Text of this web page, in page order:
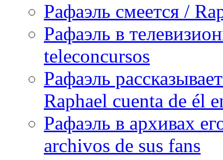
Рафаэль смеется /
Рафаэль в
teleconcursos
Рафаэль
Raphael cuenta de él
Рафаэль в архивах
archivos de sus fans